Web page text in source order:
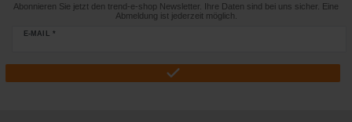
Abonnieren Sie jetzt den trend-e-shop Newsletter. Ihre Daten sind bei uns sicher. Eine
Abmeldung ist jederzeit möglich.
E-MAIL *